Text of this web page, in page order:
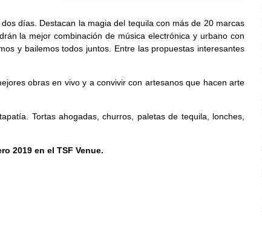
días. Destacan la magia del tequila con más de 20 marcas
la mejor combinación de música electrónica y urbano con
y bailemos todos juntos. Entre las propuestas interesantes
obras en vivo y a convivir con artesanos que hacen arte
Tortas ahogadas, churros, paletas de tequila, lonches,
2019 en el TSF Venue.